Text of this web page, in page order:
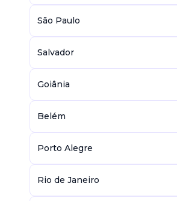
São Paulo
Salvador
Goiânia
Belém
Porto Alegre
Rio de Janeiro